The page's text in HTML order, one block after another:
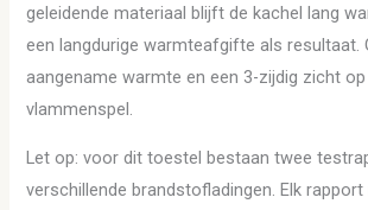
geleidende materiaal blijft de kachel lang
een langdurige warmteafgifte als resultaat.
aangename warmte en een 3-zijdig zicht
vlammenspel.
Let op: voor dit toestel bestaan twee
verschillende brandstofladingen. Elk